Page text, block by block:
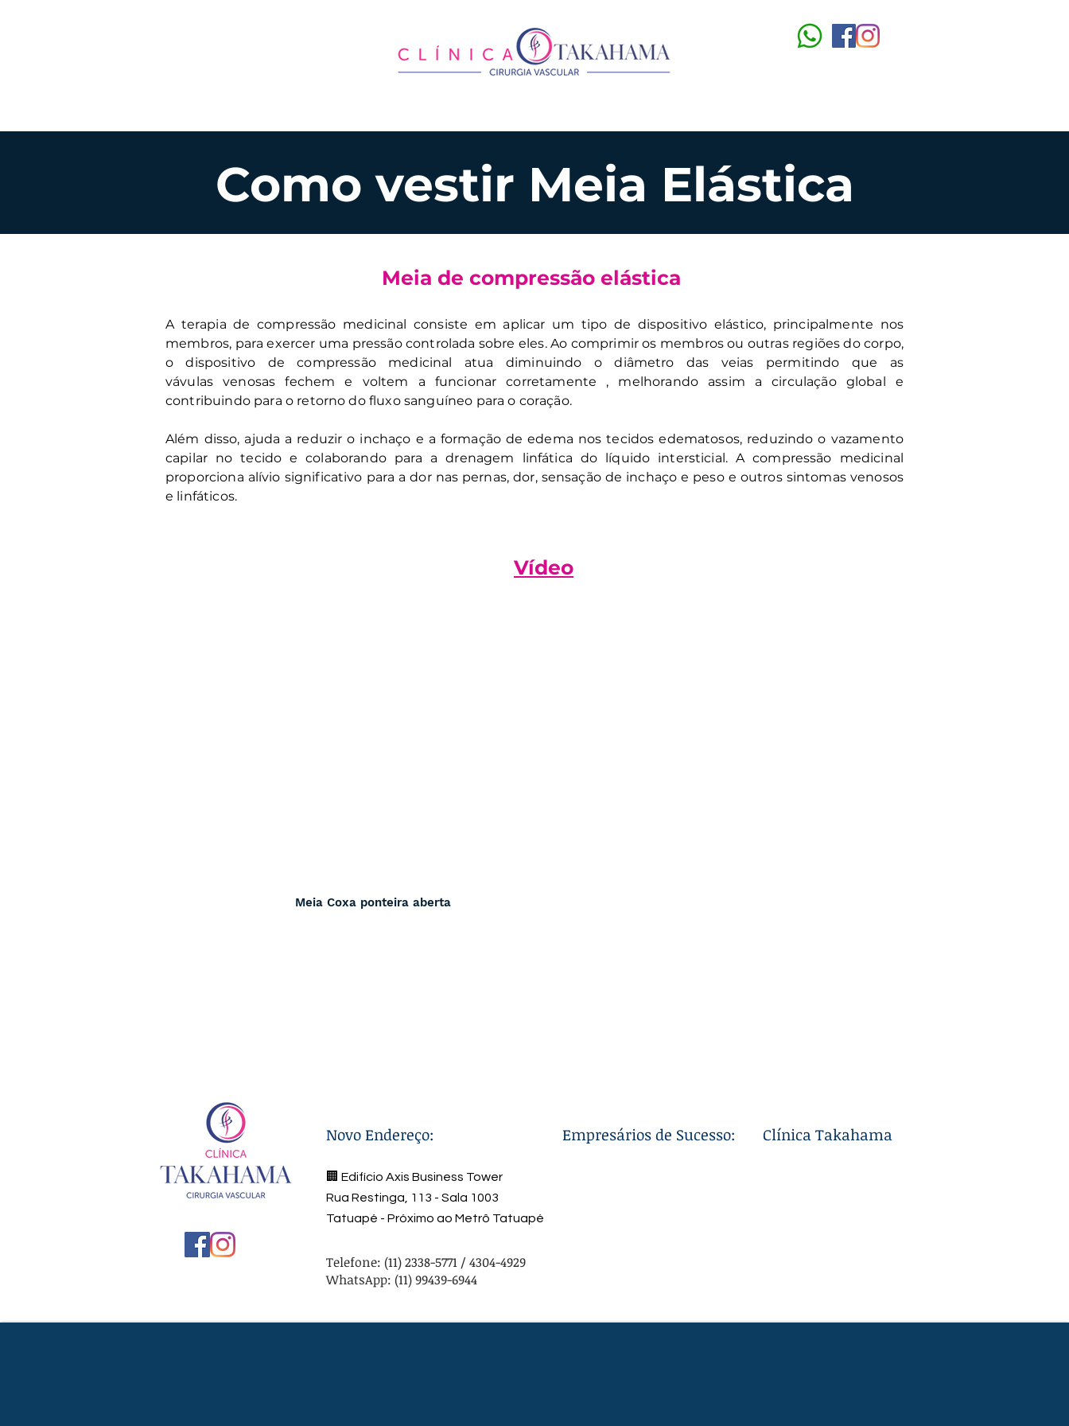
Como vestir Meia Elástica
Meia de compressão elástica
A terapia de compressão medicinal consiste em aplicar um tipo de dispositivo elástico, principalmente nos
membros, para exercer uma pressão controlada sobre eles. Ao comprimir os membros ou outras regiões do corpo,
o dispositivo de compressão medicinal atua diminuindo o diâmetro das veias permitindo que as
vávulas venosas fechem e voltem a funcionar corretamente , melhorando assim a circulação global e
contribuindo para o retorno do fluxo sanguíneo para o coração.
Além disso, ajuda a reduzir o inchaço e a formação de edema nos tecidos edematosos, reduzindo o vazamento
capilar no tecido e colaborando para a drenagem linfática do líquido intersticial. A compressão medicinal
proporciona alívio significativo para a dor nas pernas, dor, sensação de inchaço e peso e outros sintomas venosos
e linfáticos.
Vídeo
Meia Coxa ponteira aberta
Novo Endereço:
🏢 Edifício Axis Business Tower
Rua Restinga, 113 - Sala 1003
Tatuapé - Próximo ao Metrô Tatuapé
Telefone: (11) 2338-5771 / 4304-4929
WhatsApp: (11) 99439-6944
Empresários de Sucesso: Clínica Takahama